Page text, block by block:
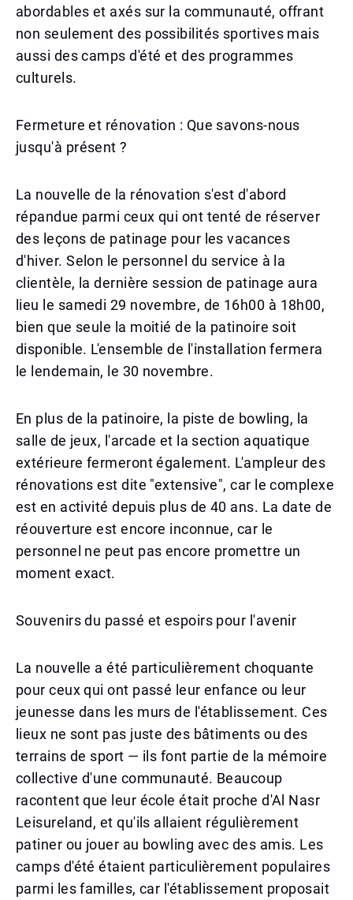
abordables et axés sur la communauté, offrant
non seulement des possibilités sportives mais
aussi des camps d'été et des programmes
culturels.
Fermeture et rénovation : Que savons-nous
jusqu'à présent ?
La nouvelle de la rénovation s'est d'abord
répandue parmi ceux qui ont tenté de réserver
des leçons de patinage pour les vacances
d'hiver. Selon le personnel du service à la
clientèle, la dernière session de patinage aura
lieu le samedi 29 novembre, de 16h00 à 18h00,
bien que seule la moitié de la patinoire soit
disponible. L'ensemble de l'installation fermera
le lendemain, le 30 novembre.
En plus de la patinoire, la piste de bowling, la
salle de jeux, l'arcade et la section aquatique
extérieure fermeront également. L'ampleur des
rénovations est dite "extensive", car le complexe
est en activité depuis plus de 40 ans. La date de
réouverture est encore inconnue, car le
personnel ne peut pas encore promettre un
moment exact.
Souvenirs du passé et espoirs pour l'avenir
La nouvelle a été particulièrement choquante
pour ceux qui ont passé leur enfance ou leur
jeunesse dans les murs de l'établissement. Ces
lieux ne sont pas juste des bâtiments ou des
terrains de sport — ils font partie de la mémoire
collective d'une communauté. Beaucoup
racontent que leur école était proche d'Al Nasr
Leisureland, et qu'ils allaient régulièrement
patiner ou jouer au bowling avec des amis. Les
camps d'été étaient particulièrement populaires
parmi les familles, car l'établissement proposait